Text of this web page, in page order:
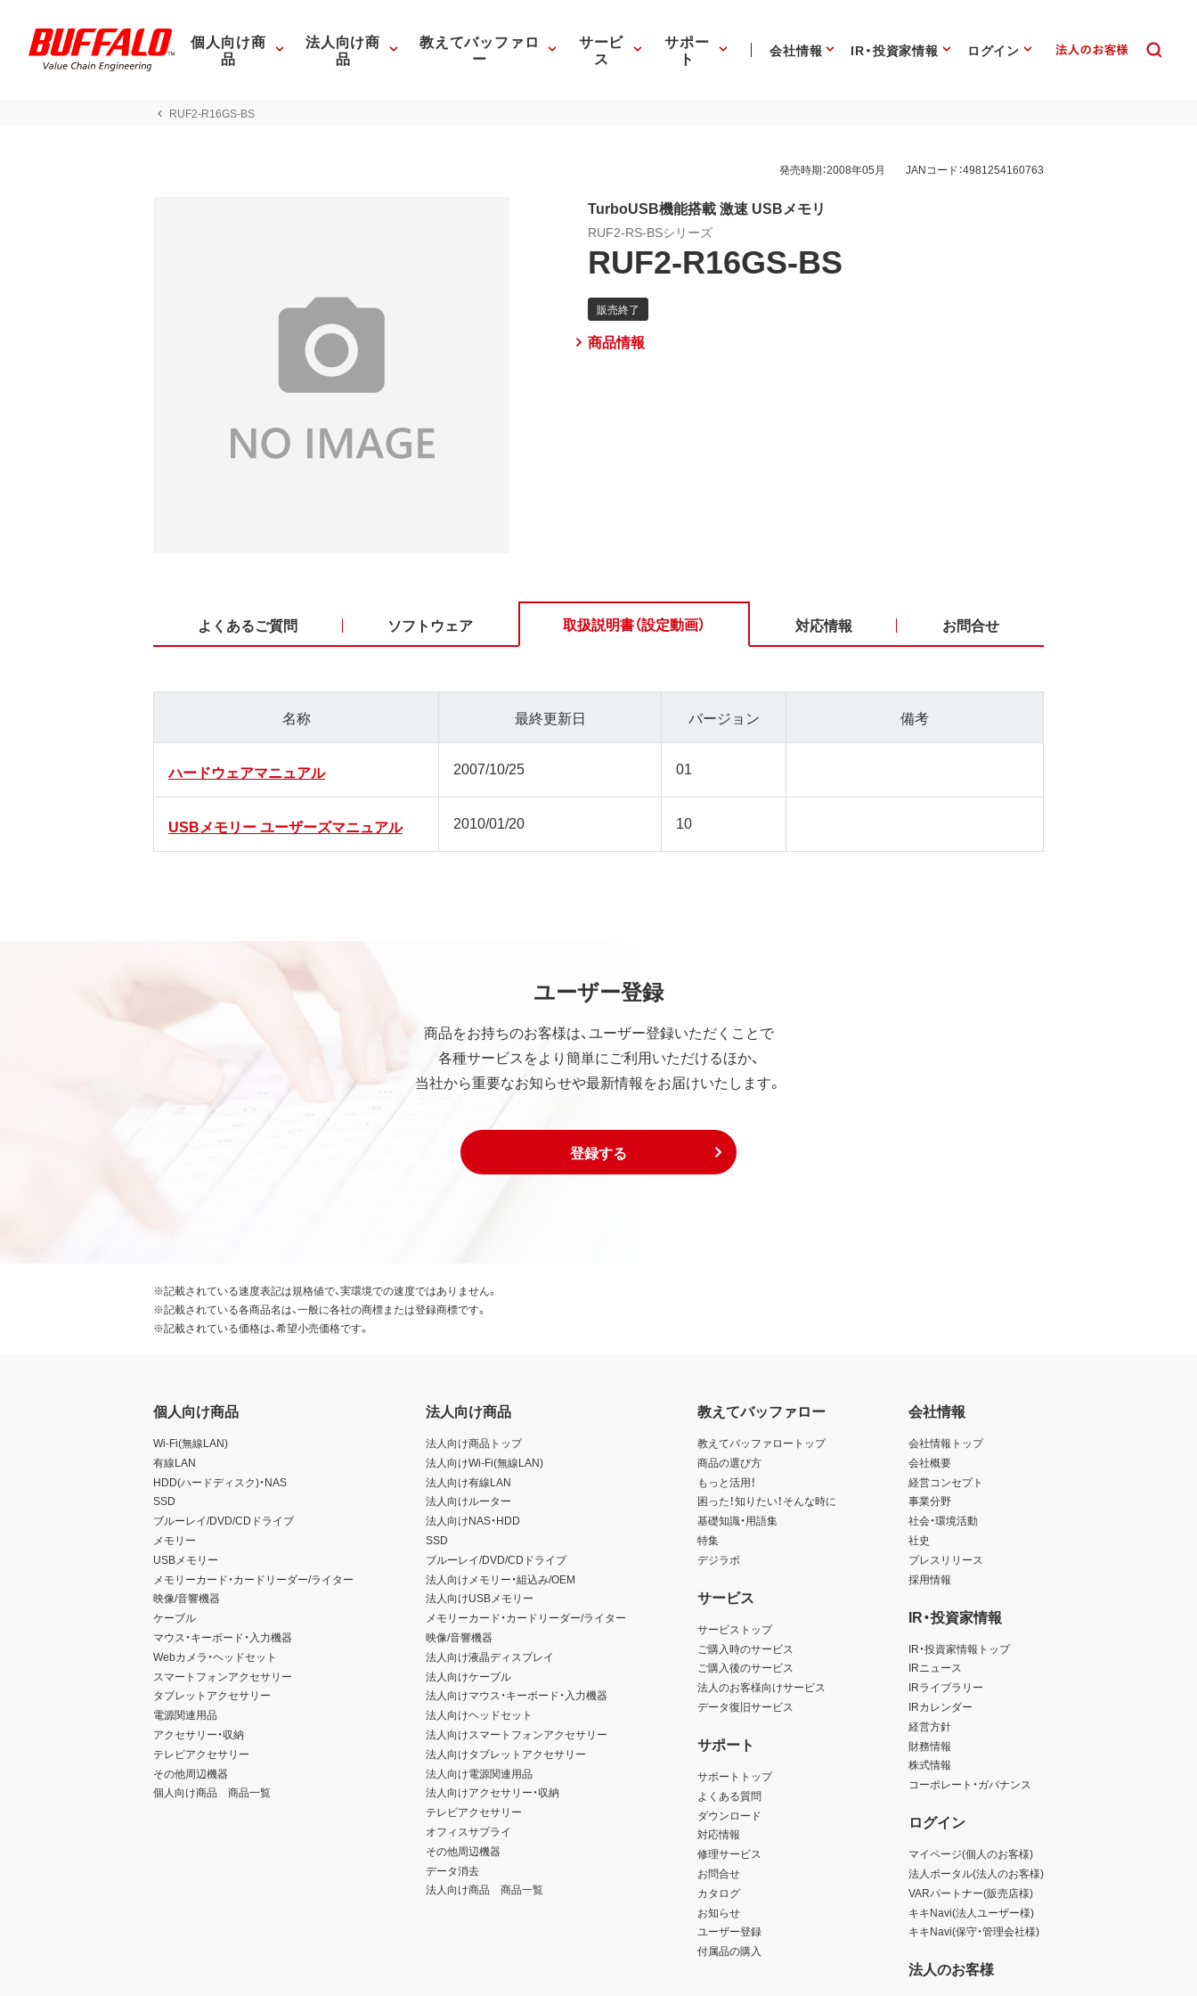
個人向け商
品
法人向け商
品
教えてバッファロ
ー
サービ
ス
サポー
ト 会社情報 IR・投資家情報 ログイン
RUF2-R16GS-BS
発売時期：2008年05月 JANコード：4981254160763
TurboUSB機能搭載 激速 USBメモリ
RUF2-RS-BSシリーズ
RUF2-R16GS-BS
商品情報
よくあるご質問 ソフトウェア 取扱説明書（設定動画） 対応情報 お問合せ
名称 最終更新日 バージョン 備考
ハードウェアマニュアル 2007/10/25 01
USBメモリー ユーザーズマニュアル 2010/01/20 10
ユーザー登録
商品をお持ちのお客様は、ユーザー登録いただくことで
各種サービスをより簡単にご利用いただけるほか、
当社から重要なお知らせや最新情報をお届けいたします。
登録する
※記載されている速度表記は規格値で、実環境での速度ではありません。
※記載されている各商品名は、一般に各社の商標または登録商標です。
※記載されている価格は、希望小売価格です。
個人向け商品
Wi-Fi(無線LAN)
有線LAN
HDD(ハードディスク)・NAS
SSD
ブルーレイ/DVD/CDドライブ
メモリー
USBメモリー
メモリーカード・カードリーダー/ライター
映像/音響機器
ケーブル
マウス・キーボード・入力機器
Webカメラ・ヘッドセット
スマートフォンアクセサリー
タブレットアクセサリー
電源関連用品
アクセサリー・収納
テレビアクセサリー
その他周辺機器
個人向け商品 商品一覧
法人向け商品
法人向け商品トップ
法人向けWi-Fi(無線LAN)
法人向け有線LAN
法人向けルーター
法人向けNAS・HDD
SSD
ブルーレイ/DVD/CDドライブ
法人向けメモリー・組込み/OEM
法人向けUSBメモリー
メモリーカード・カードリーダー/ライター
映像/音響機器
法人向け液晶ディスプレイ
法人向けケーブル
法人向けマウス・キーボード・入力機器
法人向けヘッドセット
法人向けスマートフォンアクセサリー
法人向けタブレットアクセサリー
法人向け電源関連用品
法人向けアクセサリー・収納
テレビアクセサリー
オフィスサプライ
その他周辺機器
データ消去
法人向け商品 商品一覧
教えてバッファロー
教えてバッファロートップ
商品の選び方
もっと活用！
困った！知りたい！そんな時に
基礎知識・用語集
特集
デジラボ
サービス
サービストップ
ご購入時のサービス
ご購入後のサービス
法人のお客様向けサービス
データ復旧サービス
サポート
サポートトップ
よくある質問
ダウンロード
対応情報
修理サービス
お問合せ
カタログ
お知らせ
ユーザー登録
付属品の購入
会社情報
会社情報トップ
会社概要
経営コンセプト
事業分野
社会・環境活動
社史
プレスリリース
採用情報
IR・投資家情報
IR・投資家情報トップ
IRニュース
IRライブラリー
IRカレンダー
経営方針
財務情報
株式情報
コーポレート・ガバナンス
ログイン
マイページ(個人のお客様)
法人ポータル(法人のお客様)
VARパートナー(販売店様)
キキNavi(法人ユーザー様)
キキNavi(保守・管理会社様)
法人のお客様